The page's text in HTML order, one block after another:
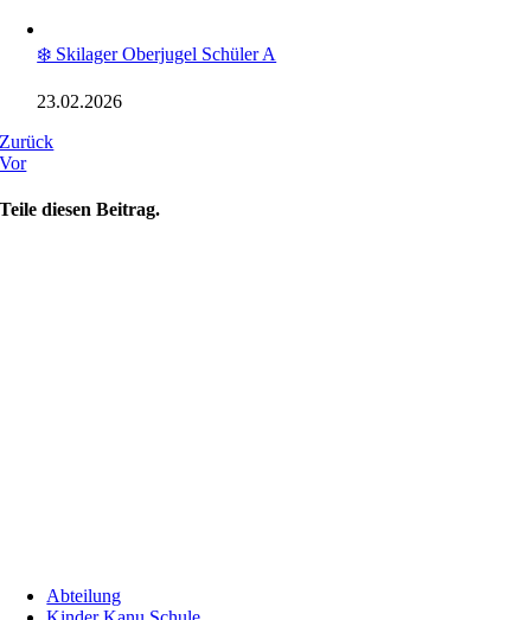
❄️ Skilager Oberjugel Schüler A
23.02.2026
Zurück
Vor
Teile diesen Beitrag.
Abteilung